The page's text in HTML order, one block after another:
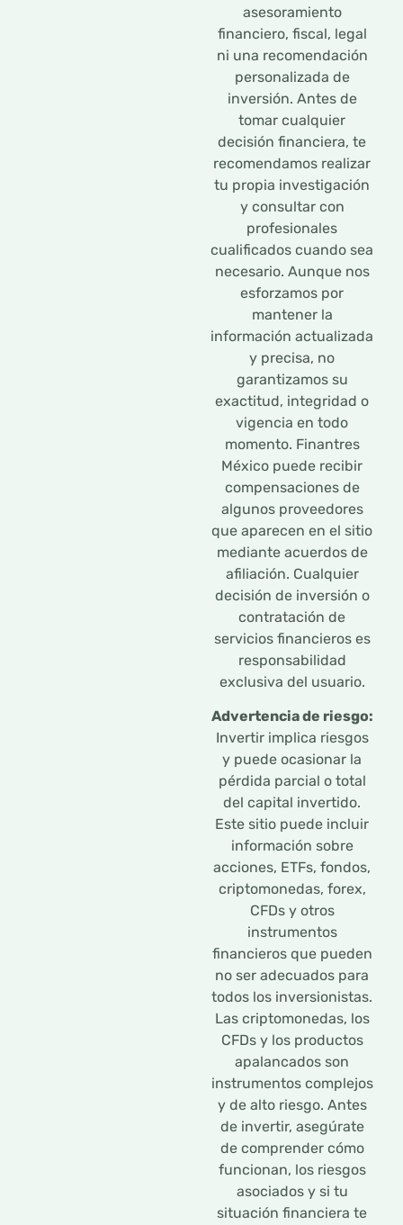
asesoramiento
financiero, fiscal, legal
ni una recomendación
personalizada de
inversión. Antes de
tomar cualquier
decisión financiera, te
recomendamos realizar
tu propia investigación
y consultar con
profesionales
cualificados cuando sea
necesario. Aunque nos
esforzamos por
mantener la
información actualizada
y precisa, no
garantizamos su
exactitud, integridad o
vigencia en todo
momento. Finantres
México puede recibir
compensaciones de
algunos proveedores
que aparecen en el sitio
mediante acuerdos de
afiliación. Cualquier
decisión de inversión o
contratación de
servicios financieros es
responsabilidad
exclusiva del usuario.
Advertencia de riesgo:
Invertir implica riesgos
y puede ocasionar la
pérdida parcial o total
del capital invertido.
Este sitio puede incluir
información sobre
acciones, ETFs, fondos,
criptomonedas, forex,
CFDs y otros
instrumentos
financieros que pueden
no ser adecuados para
todos los inversionistas.
Las criptomonedas, los
CFDs y los productos
apalancados son
instrumentos complejos
y de alto riesgo. Antes
de invertir, asegúrate
de comprender cómo
funcionan, los riesgos
asociados y si tu
situación financiera te